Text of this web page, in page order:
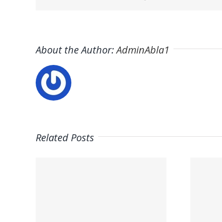
About the Author:AdminAbla1
Related Posts